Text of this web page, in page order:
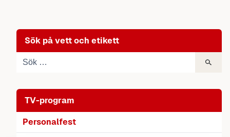
Sök på vett och etikett
TV-program
Personalfest